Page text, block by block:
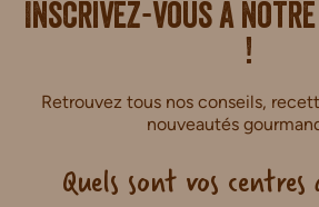
Inscrivez-vous à
!
Retrouvez tous nos conseils,
nouveautés
Quels sont vos